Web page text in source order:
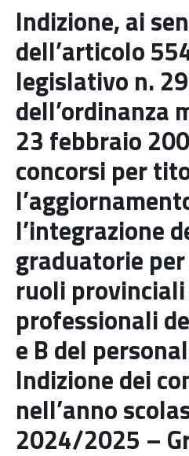
Indizione, ai
dell’articolo
legislativo n.
dell’ordinanza
23 febbraio
concorsi per
l’integrazione
graduatorie per
ruoli
professionali
e B del
Indizione dei
nell’anno
2024/2025 –